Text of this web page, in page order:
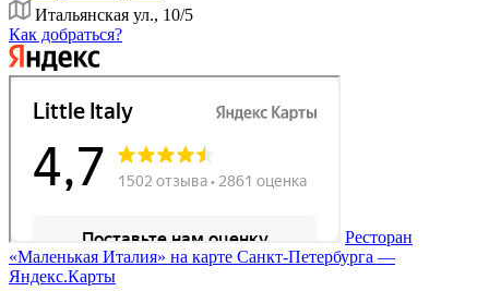
Итальянская ул., 10/5
Как добраться?
Ресторан
«Маленькая Италия» на карте Санкт‑Петербурга —
Яндекс.Карты